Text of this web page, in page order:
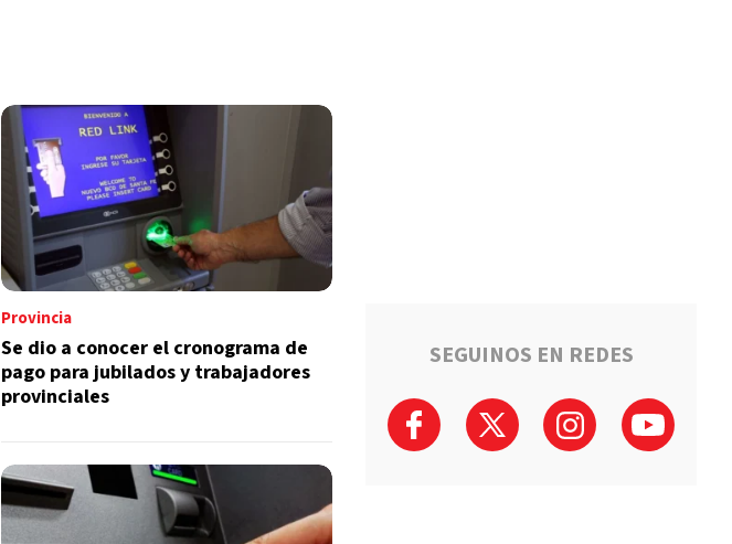
Provincia
Se dio a conocer el cronograma de
pago para jubilados y trabajadores
provinciales
SEGUINOS EN REDES